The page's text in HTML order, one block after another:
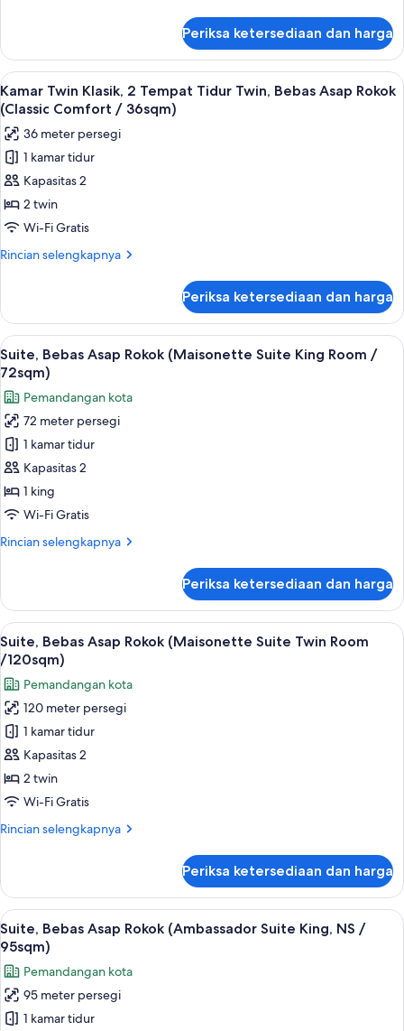
/
26sqm)
Kamar
Klasik
(Comfort
Queen
Room
26sqm)
Periksa ketersediaan dan harga
Lihat
semua
foto
untuk
Kamar
Twin
Klasik,
2
Tempat
Bebas
Asap
Rokok
(Classic
Comfort
/
36sqm)
Kamar Twin Klasik, 2 Tempat Tidur
6
Kamar Twin Klasik, 2 Tempat Tidur Twin, Bebas Asap Rokok
(Classic Comfort / 36sqm)
36 meter persegi
1 kamar tidur
Kapasitas 2
2 twin
Wi-Fi Gratis
Rincian selengkapnya
Rincian
Kamar
Twin
Klasik,
2
Tempat
Tidur
Twin,
Bebas
Asap
Rokok
Comfort
/
Periksa ketersediaan dan harga
Lihat
semua
foto
untuk
Suite,
Bebas
Asap
Rokok
(Maisonette
King
72sqm)
Suite, Bebas Asap Rokok
7
Suite, Bebas Asap Rokok (Maisonette Suite King Room /
72sqm)
Pemandangan kota
72 meter persegi
1 kamar tidur
Kapasitas 2
1 king
Wi-Fi Gratis
Rincian selengkapnya
Rincian
Suite,
Bebas
Asap
Rokok
(Maisonette
Suite
King
Room
72sqm)
Periksa ketersediaan dan harga
Lihat
semua
foto
untuk
Suite,
Bebas
Asap
Rokok
(Maisonette
Twin
Suite, Bebas Asap Rokok
3
Suite, Bebas Asap Rokok (Maisonette Suite Twin Room
/120sqm)
Pemandangan kota
120 meter persegi
1 kamar tidur
Kapasitas 2
2 twin
Wi-Fi Gratis
Rincian selengkapnya
Rincian
Suite,
Bebas
Asap
Rokok
(Maisonette
Suite
Twin
Room
/120sqm)
Periksa ketersediaan dan harga
Lihat
semua
foto
untuk
Suite,
Bebas
Suite, Bebas Asap Rokok
5
Suite, Bebas Asap Rokok (Ambassador Suite King, NS /
95sqm)
Pemandangan kota
95 meter persegi
1 kamar tidur